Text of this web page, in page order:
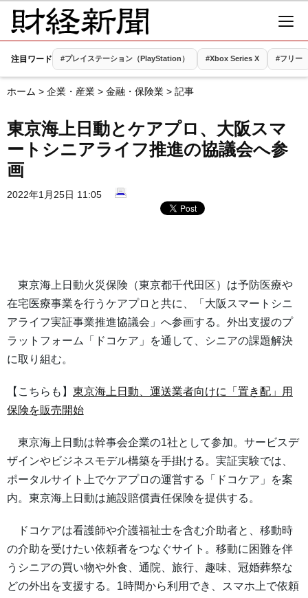
注目ワード #プレイステーション（PlayStation） #Xbox Series X #フリー
ホーム > 企業・産業 > 金融・保険業 > 記事
東京海上日動とケアプロ、大阪スマ
ートシニアライフ推進の協議会へ参
画
2022年1月25日 11:05
東京海上日動火災保険（東京都千代田区）は予防医療や
在宅医療事業を行うケアプロと共に、「大阪スマートシニ
アライフ実証事業推進協議会」へ参画する。外出支援のプ
ラットフォーム「ドコケア」を通して、シニアの課題解決
に取り組む。
【こちらも】 東京海上日動、運送業者向けに「置き配」用
保険を販売開始
東京海上日動は幹事会企業の1社として参加。サービスデ
ザインやビジネスモデル構築を手掛ける。実証実験では、
ポータルサイト上でケアプロの運営する「ドコケア」を案
内。東京海上日動は施設賠償責任保険を提供する。
ドコケアは看護師や介護福祉士を含む介助者と、移動時
の介助を受けたい依頼者をつなぐサイト。移動に困難を伴
うシニアの買い物や外食、通院、旅行、趣味、冠婚葬祭な
どの外出を支援する。1時間から利用でき、スマホ上で依頼